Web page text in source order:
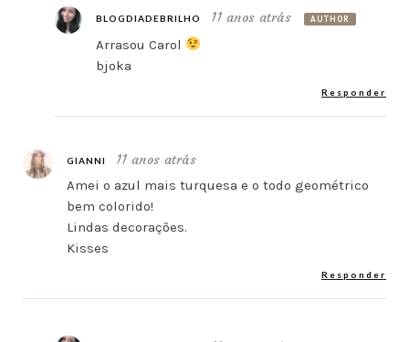
BLOGDIADEBRILHO 11 anos atrás AUTHOR
Arrasou Carol
bjoka
Responder
GIANNI
11 anos atrás
Amei o azul mais turquesa e o todo geométrico
bem colorido!
Lindas decorações.
Kisses
Responder